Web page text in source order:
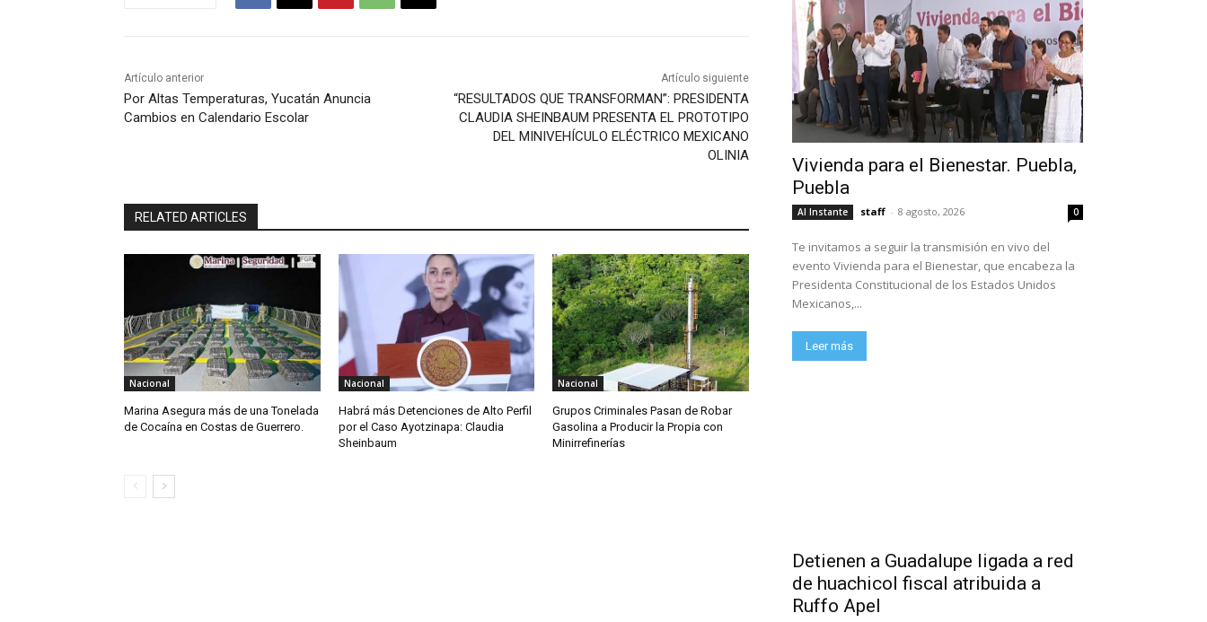
Artículo anterior
Por Altas Temperaturas, Yucatán Anuncia
Cambios en Calendario Escolar
Artículo siguiente
“RESULTADOS QUE TRANSFORMAN”: PRESIDENTA
CLAUDIA SHEINBAUM PRESENTA EL PROTOTIPO
DEL MINIVEHÍCULO ELÉCTRICO MEXICANO
OLINIA
RELATED ARTICLES
Nacional
Marina Asegura más de una Tonelada
de Cocaína en Costas de Guerrero.
Nacional
Habrá más Detenciones de Alto Perfil
por el Caso Ayotzinapa: Claudia
Sheinbaum
Nacional
Grupos Criminales Pasan de Robar
Gasolina a Producir la Propia con
Minirrefinerías
Vivienda para el Bienestar. Puebla,
Puebla
Al Instante staff - 8 agosto, 2026 0
Te invitamos a seguir la transmisión en vivo del
evento Vivienda para el Bienestar, que encabeza la
Presidenta Constitucional de los Estados Unidos
Mexicanos,...
Leer más
Detienen a Guadalupe ligada a red
de huachicol fiscal atribuida a
Ruffo Apel